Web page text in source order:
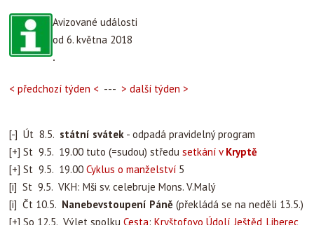
Avizované události
od 6. května 2018
.
< předchozí týden < --- > další týden >
[-] Út 8.5. státní svátek - odpadá pravidelný program
[+] St 9.5. 19.00 tuto (=sudou) středu setkání v Kryptě
[+] St 9.5. 19.00 Cyklus o manželství 5
[i] St 9.5. VKH: Mši sv. celebruje Mons. V.Malý
[i] Čt 10.5. Nanebevstoupení Páně (překládá se na neděli 13.5.)
[+] So 12.5. Výlet spolku Cesta: Kryštofovo Údolí, Ještěd, Liberec